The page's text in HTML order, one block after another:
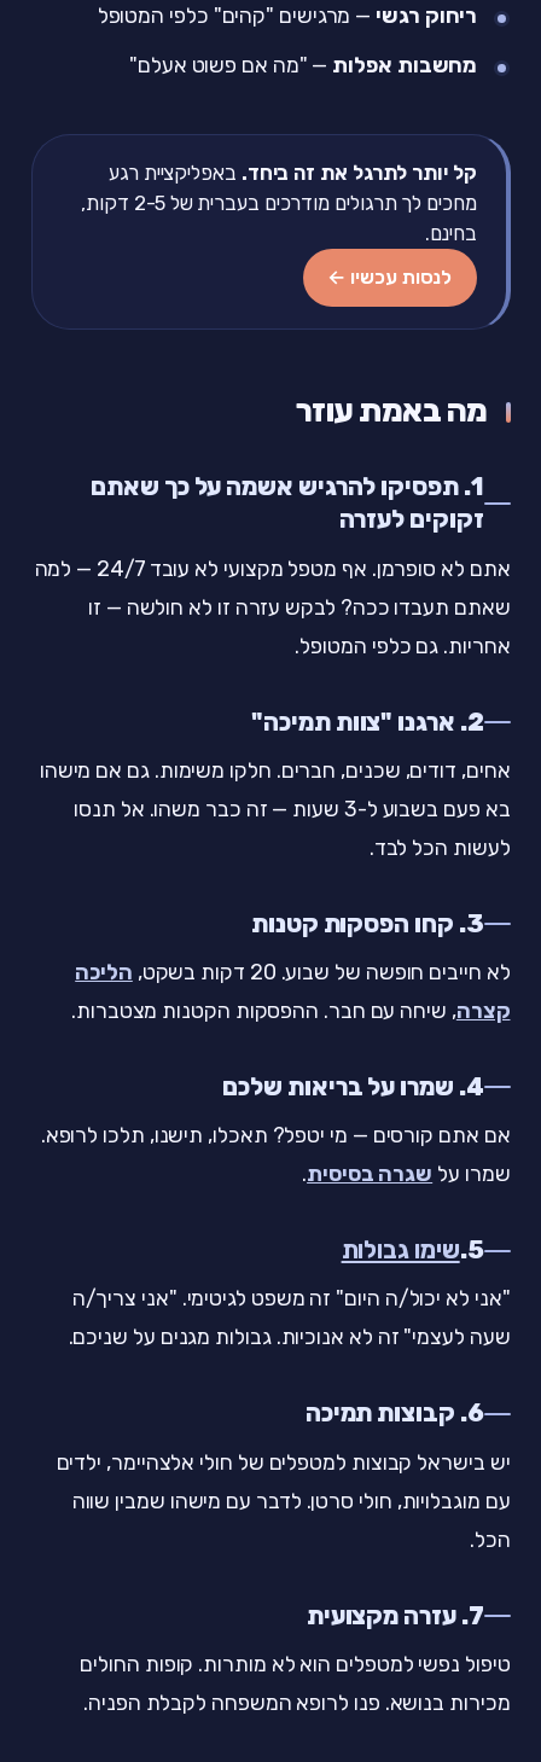
ריחוק רגשי — מרגישים "קהים" כלפי המטופל
מחשבות אפלות — "מה אם פשוט אעלם"
קל יותר לתרגל את זה ביחד. באפליקציית רגע
מחכים לך תרגולים מודרכים בעברית של 2-5 דקות,
בחינם.
לנסות עכשיו ←
מה באמת עוזר
1. תפסיקו להרגיש אשמה על כך שאתם
זקוקים לעזרה
אתם לא סופרמן. אף מטפל מקצועי לא עובד 24/7 — למה
שאתם תעבדו ככה? לבקש עזרה זו לא חולשה — זו
אחריות. גם כלפי המטופל.
2. ארגנו "צוות תמיכה"
אחים, דודים, שכנים, חברים. חלקו משימות. גם אם מישהו
בא פעם בשבוע ל-3 שעות — זה כבר משהו. אל תנסו
לעשות הכל לבד.
3. קחו הפסקות קטנות
לא חייבים חופשה של שבוע. 20 דקות בשקט,
הליכה
קצרה, שיחה עם חבר. ההפסקות הקטנות מצטברות.
4. שמרו על בריאות שלכם
אם אתם קורסים — מי יטפל? תאכלו, תישנו, תלכו לרופא.
שמרו על שגרה בסיסית.
5. שימו גבולות
"אני לא יכול/ה היום" זה משפט לגיטימי. "אני צריך/ה
שעה לעצמי" זה לא אנוכיות. גבולות מגנים על שניכם.
6. קבוצות תמיכה
יש בישראל קבוצות למטפלים של חולי אלצהיימר, ילדים
עם מוגבלויות, חולי סרטן. לדבר עם מישהו שמבין שווה
הכל.
7. עזרה מקצועית
טיפול נפשי למטפלים הוא לא מותרות. קופות החולים
מכירות בנושא. פנו לרופא המשפחה לקבלת הפניה.